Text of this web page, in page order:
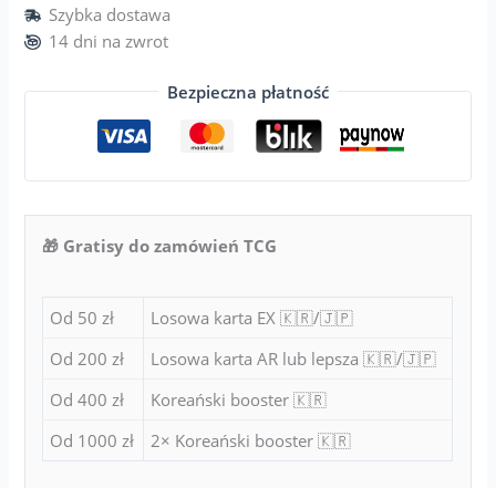
Szybka dostawa
14 dni na zwrot
Bezpieczna płatność
🎁 Gratisy do zamówień TCG
Od 50 zł
Losowa karta EX 🇰🇷/🇯🇵
Od 200 zł
Losowa karta AR lub lepsza 🇰🇷/🇯🇵
Od 400 zł
Koreański booster 🇰🇷
Od 1000 zł
2× Koreański booster 🇰🇷